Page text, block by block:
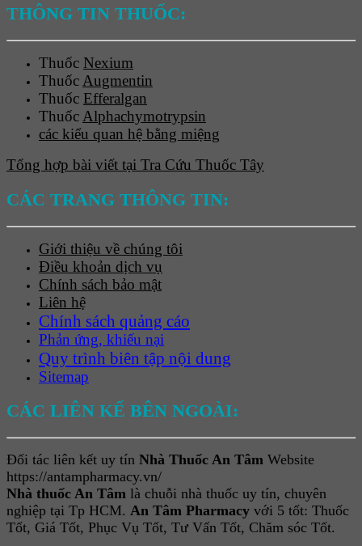
THÔNG TIN THUỐC:
Thuốc Nexium
Thuốc Augmentin
Thuốc Efferalgan
Thuốc Alphachymotrypsin
các kiểu quan hệ bằng miệng
Tổng hợp bài viết tại Tra Cứu Thuốc Tây
CÁC TRANG THÔNG TIN:
Giới thiệu về chúng tôi
Điều khoản dịch vụ
Chính sách bảo mật
Liên hệ
Chính sách quảng cáo
Phản ứng, khiếu nại
Quy trình biên tập nội dung
Sitemap
CÁC LIÊN KẾ BÊN NGOÀI:
Đối tác liên kết uy tín Nhà Thuốc An Tâm Website
https://antampharmacy.vn/
Nhà thuốc An Tâm là chuỗi nhà thuốc uy tín, chuyên
nghiệp tại Tp HCM. An Tâm Pharmacy với 5 tốt: Thuốc
Tốt, Giá Tốt, Phục Vụ Tốt, Tư Vấn Tốt, Chăm sóc Tốt.